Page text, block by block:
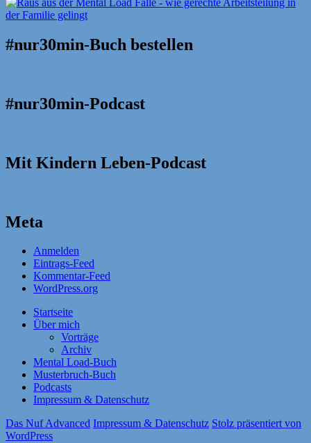
#nur30min-Buch bestellen
#nur30min-Podcast
Mit Kindern Leben-Podcast
Meta
Anmelden
Eintrags-Feed
Kommentar-Feed
WordPress.org
Startseite
Über mich
Vorträge
Archiv
Mental Load-Buch
Musterbruch-Buch
Podcasts
Impressum & Datenschutz
Das Nuf Advanced Impressum & Datenschutz Stolz präsentiert von
WordPress